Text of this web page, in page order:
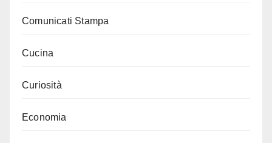
Comunicati Stampa
Cucina
Curiosità
Economia